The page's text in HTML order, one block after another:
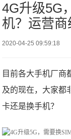
4G升级5G
机？运营
2020-04-25 09:59:18
目前各大手机厂商
及的现在，大家都
卡还是换手机？